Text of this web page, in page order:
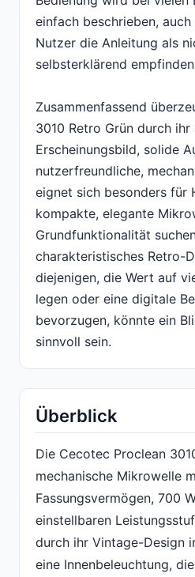
einfach beschrieben,
Nutzer die Anleitung als
selbsterklärend
Zusammenfassend
3010 Retro Grün durch
Erscheinungsbild, solide
nutzerfreundliche,
eignet sich besonders für
kompakte, elegante
Grundfunktionalität
charakteristisches Retro-
diejenigen, die Wert auf
legen oder eine digitale
bevorzugen, könnte ein
sinnvoll sein.
Überblick
Die Cecotec Proclean
mechanische Mikrowelle
Fassungsvermögen, 700
einstellbaren
durch ihr Vintage-Design
eine Innenbeleuchtung,